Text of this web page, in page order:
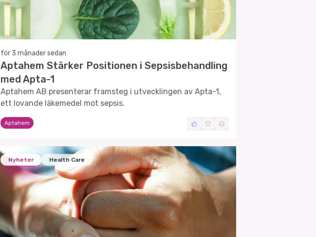
för 3 månader sedan
Aptahem Stärker Positionen i Sepsisbehandling
med Apta-1
Aptahem AB presenterar framsteg i utvecklingen av Apta-1,
ett lovande läkemedel mot sepsis.
Aptahem
Nyheter Health Care